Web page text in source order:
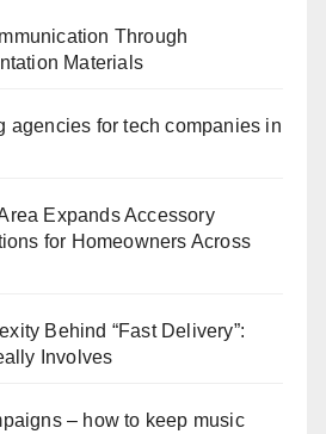
Through
Materials
agencies for tech companies in
Expands Accessory
for Homeowners Across
Behind “Fast Delivery”:
Involves
– how to keep music